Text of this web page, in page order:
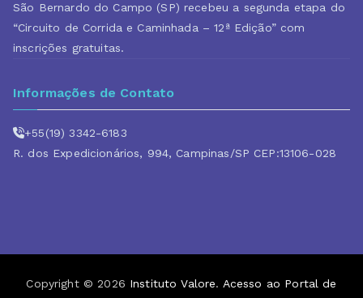
São Bernardo do Campo (SP) recebeu a segunda etapa do
“Circuito de Corrida e Caminhada – 12ª Edição” com
inscrições gratuitas.
Informações de Contato
+55(19) 3342-6183
R. dos Expedicionários, 994, Campinas/SP CEP:13106-028
Copyright © 2026 Instituto Valore. Acesso ao Portal de